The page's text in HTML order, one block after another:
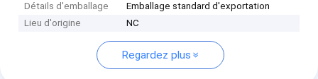
Détails d'emballage
Emballage standard d'exportation
Lieu d'origine
NC
Regardez plus